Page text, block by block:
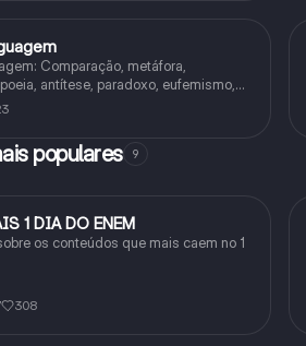
Comparação, metáfora,
antítese, paradoxo, eufemismo,
populares 9
1 DIA DO ENEM
os conteúdos que mais caem no 1
308